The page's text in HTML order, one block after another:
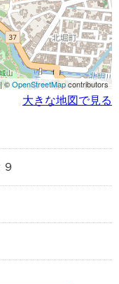
©OpenStreetMapcontributors
大きな地図で見る